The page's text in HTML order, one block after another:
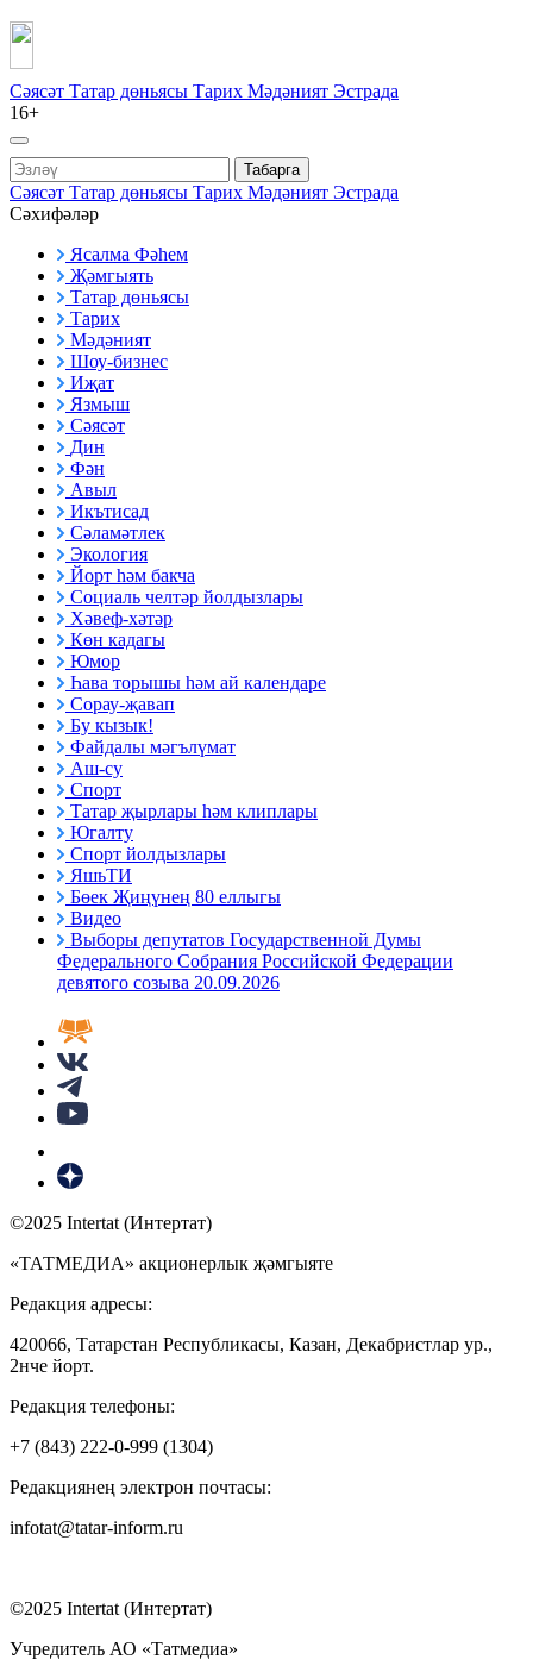
Сәясәт Татар дөньясы Тарих Мәдәният Эстрада
16+
Табарга
Сәясәт Татар дөньясы Тарих Мәдәният Эстрада
Сәхифәләр
Ясалма Фәһем
Җәмгыять
Татар дөньясы
Тарих
Мәдәният
Шоу-бизнес
Иҗат
Язмыш
Сәясәт
Дин
Фән
Авыл
Икътисад
Сәламәтлек
Экология
Йорт һәм бакча
Социаль челтәр йолдызлары
Хәвеф-хәтәр
Көн кадагы
Юмор
Һава торышы һәм ай календаре
Сорау-җавап
Бу кызык!
Файдалы мәгълүмат
Аш-су
Спорт
Татар җырлары һәм клиплары
Югалту
Спорт йолдызлары
ЯшьТИ
Бөек Җиңүнең 80 еллыгы
Видео
Выборы депутатов Государственной Думы
Федерального Собрания Российской Федерации
девятого созыва 20.09.2026
©2025 Intertat (Интертат)
«ТАТМЕДИА» акционерлык җәмгыяте
Редакция адресы:
420066, Татарстан Республикасы, Казан, Декабристлар ур.,
2нче йорт.
Редакция телефоны:
+7 (843) 222-0-999 (1304)
Редакциянең электрон почтасы:
infotat@tatar-inform.ru
©2025 Intertat (Интертат)
Учредитель АО «Татмедиа»